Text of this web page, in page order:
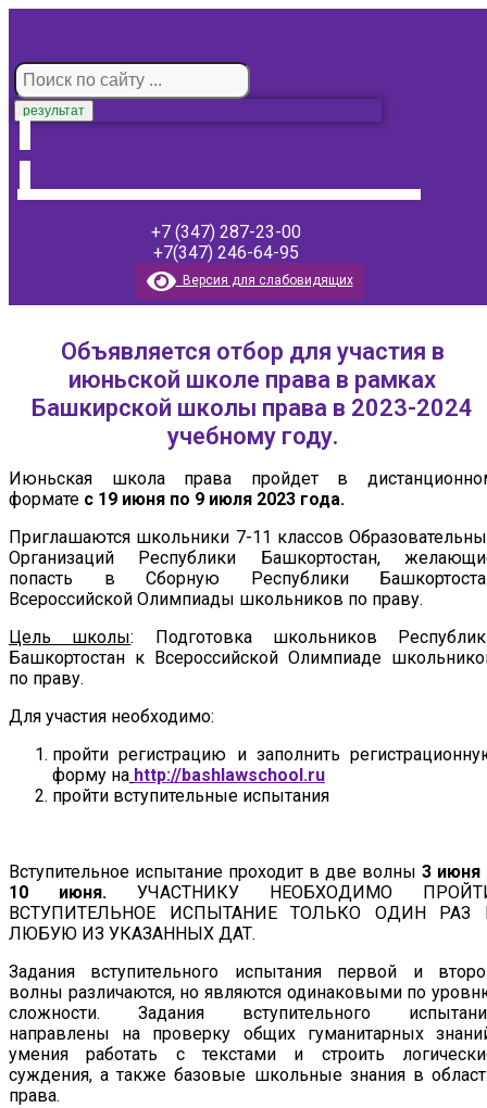
результат
+7 (347) 287-23-00
+7(347) 246-64-95
Версия для слабовидящих
Объявляется отбор для участия в
июньской школе права в рамках
Башкирской школы права в 2023-2024
учебному году.
Июньская школа права пройдет в
формате с 19 июня по 9 июля 2023 года.
Приглашаются школьники 7-11 классов
Организаций Республики Башкортостан,
попасть в Сборную Республики
Всероссийской Олимпиады школьников по праву.
Цель школы: Подготовка школьников
Башкортостан к Всероссийской Олимпиаде
по праву.
Для участия необходимо:
пройти регистрацию и заполнить
форму на http://bashlawschool.ru
пройти вступительные испытания
Вступительное испытание проходит в две волны 3 июня
10 июня. УЧАСТНИКУ НЕОБХОДИМО
ВСТУПИТЕЛЬНОЕ ИСПЫТАНИЕ ТОЛЬКО ОДИН РАЗ
ЛЮБУЮ ИЗ УКАЗАННЫХ ДАТ.
Задания вступительного испытания первой и
волны различаются, но являются одинаковыми по
сложности. Задания вступительного
направлены на проверку общих гуманитарных
умения работать с текстами и строить
суждения, а также базовые школьные знания в
права.